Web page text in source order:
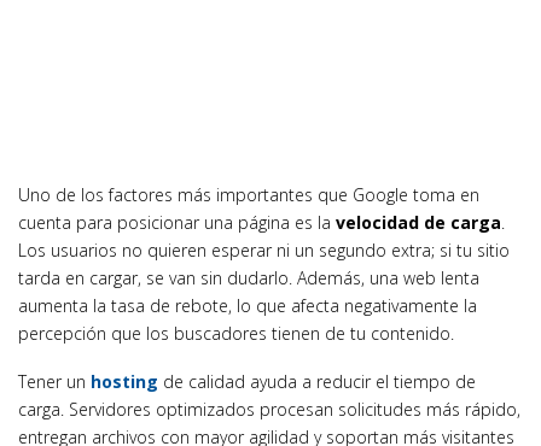
Uno de los factores más importantes que Google toma en
cuenta para posicionar una página es la velocidad de carga.
Los usuarios no quieren esperar ni un segundo extra; si tu sitio
tarda en cargar, se van sin dudarlo. Además, una web lenta
aumenta la tasa de rebote, lo que afecta negativamente la
percepción que los buscadores tienen de tu contenido.
Tener un hosting de calidad ayuda a reducir el tiempo de
carga. Servidores optimizados procesan solicitudes más rápido,
entregan archivos con mayor agilidad y soportan más visitantes